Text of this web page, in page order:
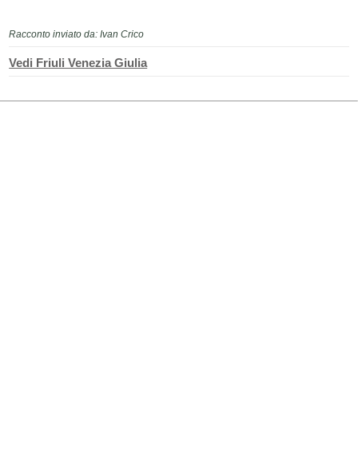
Racconto inviato da: Ivan Crico
Vedi Friuli Venezia Giulia